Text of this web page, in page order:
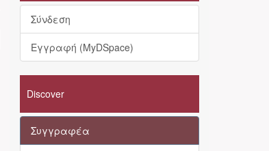
Σύνδεση
Εγγραφή (MyDSpace)
Discover
Συγγραφέα